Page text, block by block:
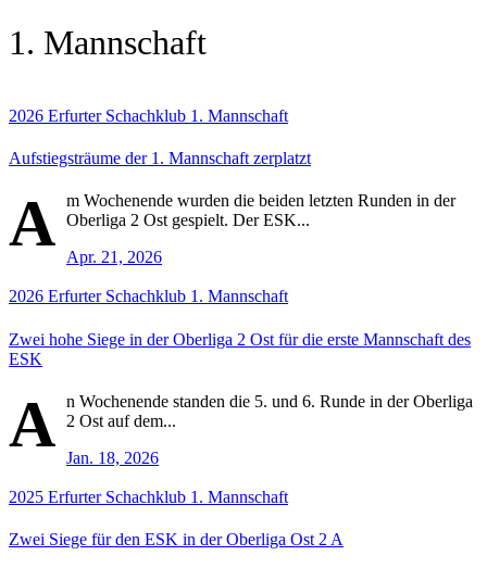
1. Mannschaft
2026 Erfurter Schachklub 1. Mannschaft
Aufstiegsträume der 1. Mannschaft zerplatzt
A m Wochenende wurden die beiden letzten Runden in der
Oberliga 2 Ost gespielt. Der ESK...
Apr. 21, 2026
2026 Erfurter Schachklub 1. Mannschaft
Zwei hohe Siege in der Oberliga 2 Ost für die erste Mannschaft des
ESK
A n Wochenende standen die 5. und 6. Runde in der Oberliga
2 Ost auf dem...
Jan. 18, 2026
2025 Erfurter Schachklub 1. Mannschaft
Zwei Siege für den ESK in der Oberliga Ost 2 A